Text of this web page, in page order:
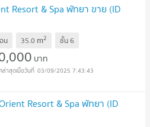
Resort & Spa พัทยา ขาย (ID
น 35.0 m2 ชั้น6
บาท
03/09/2025 7:43:43
Resort & Spa พัทยา (ID